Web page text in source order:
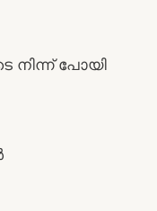
നിന്ന് പോയി